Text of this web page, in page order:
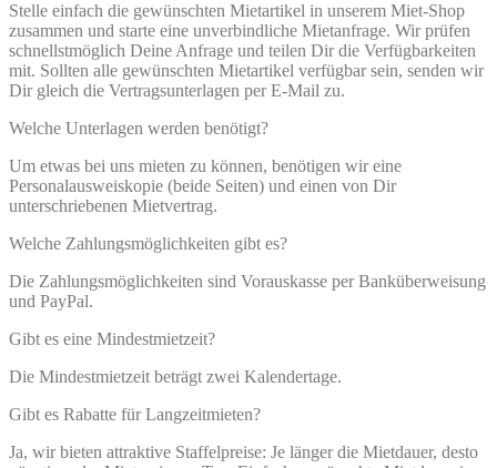
Stelle einfach die gewünschten Mietartikel in unserem Miet-Shop
zusammen und starte eine unverbindliche Mietanfrage. Wir prüfen
schnellstmöglich Deine Anfrage und teilen Dir die Verfügbarkeiten
mit. Sollten alle gewünschten Mietartikel verfügbar sein, senden wir
Dir gleich die Vertragsunterlagen per E-Mail zu.
Welche Unterlagen werden benötigt?
Um etwas bei uns mieten zu können, benötigen wir eine
Personalausweiskopie (beide Seiten) und einen von Dir
unterschriebenen Mietvertrag.
Welche Zahlungsmöglichkeiten gibt es?
Die Zahlungsmöglichkeiten sind Vorauskasse per Banküberweisung
und PayPal.
Gibt es eine Mindestmietzeit?
Die Mindestmietzeit beträgt zwei Kalendertage.
Gibt es Rabatte für Langzeitmieten?
Ja, wir bieten attraktive Staffelpreise: Je länger die Mietdauer, desto